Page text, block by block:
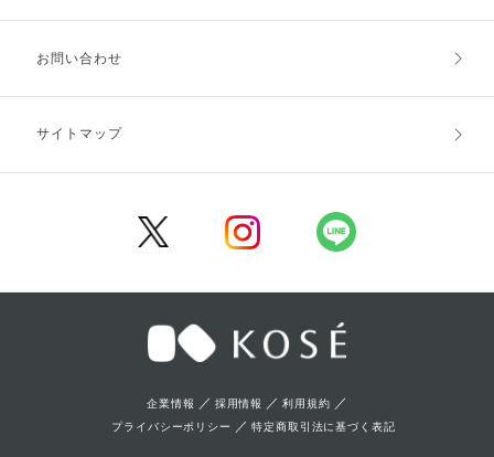
お支払方法
キャンセル・返品・交換
お問い合わせ
サイトマップ
企業情報 ／ 採用情報 ／利用規約 ／
プライバシーポリシー ／特定商取引法に基づく表記